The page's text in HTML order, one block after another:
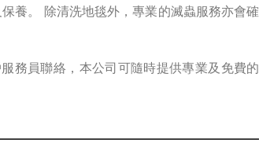
養。 除清洗地毯外，專業的滅蟲服務亦會確
務員聯絡，本公司可隨時提供專業及免費的